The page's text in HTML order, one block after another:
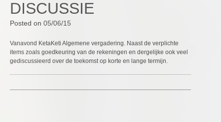
DISCUSSIE
Posted on 05/06/15
Vanavond KetaKeti Algemene vergadering. Naast de verplichte
items zoals goedkeuring van de rekeningen en dergelijke ook veel
gediscussieerd over de toekomst op korte en lange termijn.